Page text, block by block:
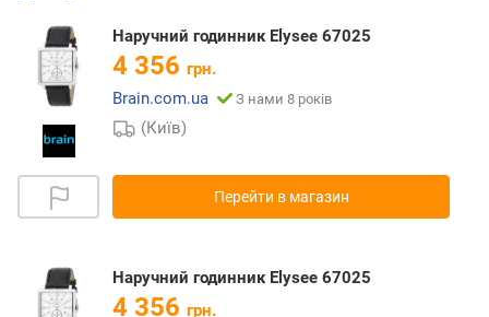
Наручний годинник Elysee 67025
4 356 грн.
Brain.com.ua
З нами 8 років
(Київ)
Перейти в магазин
Наручний годинник Elysee 67025
4 356 грн.